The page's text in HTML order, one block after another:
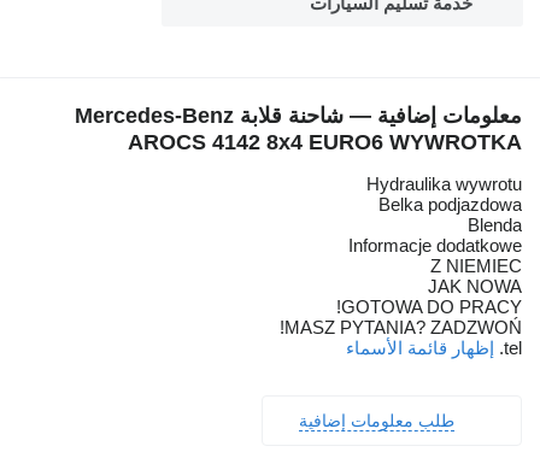
معلومات إضافية — شاحنة قلابة Mercedes-Benz
AROCS 4142 8x4 EURO6 WYWROTKA
Hydraulika wywrotu
Belka podjazdowa
Blenda
Informacje dodatkowe
Z NIEMIEC
JAK NOWA
GOTOWA DO PRACY!
MASZ PYTANIA? ZADZWOŃ!
tel. إظهار قائمة الأسماء
طلب معلومات إضافية